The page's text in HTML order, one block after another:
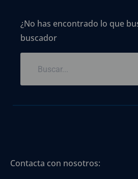
¿No has encontrado lo que
buscador
Contacta con nosotros: